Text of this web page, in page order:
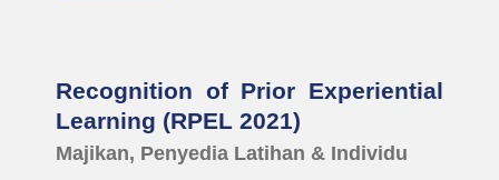
Recognition of Prior Experiential
Learning (RPEL 2021)
Majikan, Penyedia Latihan & Individu